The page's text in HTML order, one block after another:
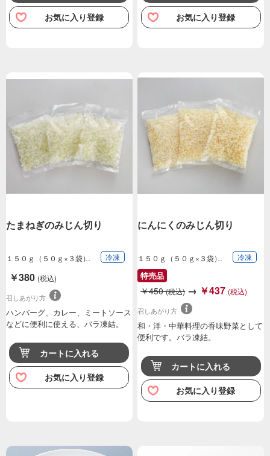
お気に入り登録
お気に入り登録
たまねぎのみじん切り
１５０ｇ（５０ｇ×３袋） 冷凍
￥380 (税込)
召しあがり方
ハンバーグ、カレー、ミートソース
などに便利に使える、バラ凍結。
カートに入れる
お気に入り登録
にんにくのみじん切り
１５０ｇ（５０ｇ×３袋） 冷凍
特売品
￥450(税込)→ ￥437 (税込)
召しあがり方
和・洋・中華料理の香味野菜として
便利です。バラ凍結。
カートに入れる
お気に入り登録